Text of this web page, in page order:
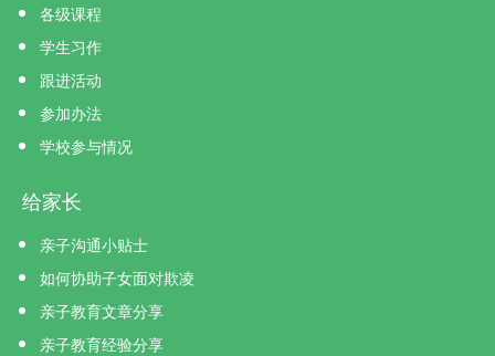
各级课程
学生习作
跟进活动
参加办法
学校参与情况
给家长
亲子沟通小贴士
如何协助子女面对欺凌
亲子教育文章分享
亲子教育经验分享